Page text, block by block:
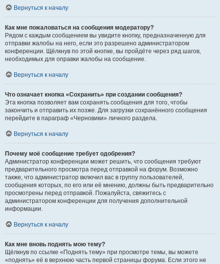
Вернуться к началу
Как мне пожаловаться на сообщения модератору?
Рядом с каждым сообщением вы увидите кнопку, предназначенную для
отправки жалобы на него, если это разрешено администратором
конференции. Щёлкнув по этой кнопке, вы пройдёте через ряд шагов,
необходимых для оправки жалобы на сообщение.
Вернуться к началу
Что означает кнопка «Сохранить» при создании сообщения?
Эта кнопка позволяет вам сохранять сообщения для того, чтобы
закончить и отправить их позже. Для загрузки сохранённого сообщения
перейдите в параграф «Черновики» личного раздела.
Вернуться к началу
Почему моё сообщение требует одобрения?
Администратор конференции может решить, что сообщения требуют
предварительного просмотра перед отправкой на форум. Возможно
также, что администратор включил вас в группу пользователей,
сообщения которых, по его или её мнению, должны быть предварительно
просмотрены перед отправкой. Пожалуйста, свяжитесь с
администратором конференции для получения дополнительной
информации.
Вернуться к началу
Как мне вновь поднять мою тему?
Щёлкнув по ссылке «Поднять тему» при просмотре темы, вы можете
«поднять» её в верхнюю часть первой страницы форума. Если этого не